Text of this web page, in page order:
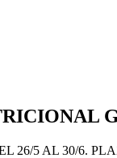
26/5 AL 30/6.